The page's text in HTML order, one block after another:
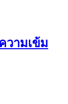
วามเข้ม